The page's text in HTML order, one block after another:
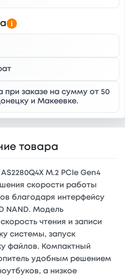
при заказе на сумму от 50
и Макеевке.
товара
M.2 PCIe Gen4
скорости работы
благодаря интерфейсу
NAND. Модель
чтения и записи
системы, запуск
файлов. Компактный
удобным решением
а низкое